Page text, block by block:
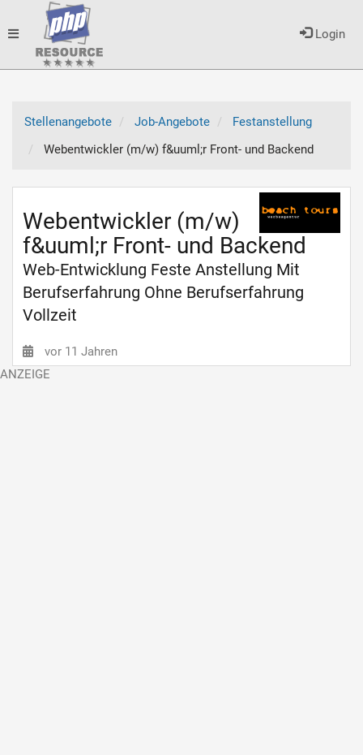
Login
Toggle
Stellenangebote
Job-Angebote
Festanstellung
Webentwickler (m/w) f&uuml;r Front- und Backend
Webentwickler (m/w)
f&uuml;r Front- und Backend
Web-Entwicklung Feste Anstellung Mit
Berufserfahrung Ohne Berufserfahrung
Vollzeit
vor 11 Jahren